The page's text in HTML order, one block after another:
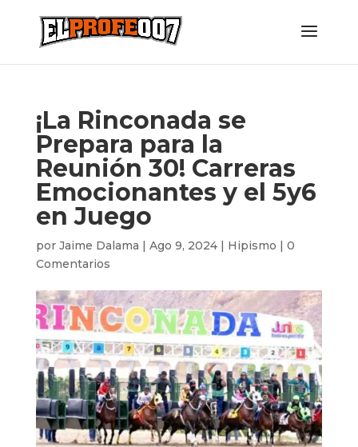
¡La Rinconada se
Prepara para la
Reunión 30! Carreras
Emocionantes y el 5y6
en Juego
por Jaime Dalama | Ago 9, 2024| Hipismo | 0
Comentarios